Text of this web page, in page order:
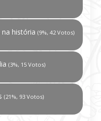
história (9%, 42 Votos)
(3%, 15 Votos)
(21%, 93 Votos)